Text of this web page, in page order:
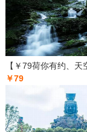
【￥79荷你有约、天
￥79